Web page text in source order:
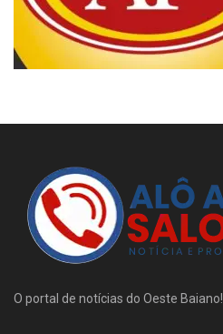
O portal de notícias do Oeste Baiano!